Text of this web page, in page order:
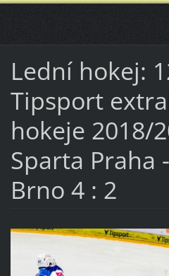
Lední hokej:
Tipsport
hokeje 2018/
Sparta Praha
Brno 4 : 2